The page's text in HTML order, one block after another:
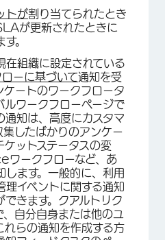
トが割り当てられたとき
が更新されたときに
。
在組織に設定されている
ローに基づいて通知を受
ケートのワークフロータ
ルワークフローページで
通知は、高度にカスタマ
集したばかりのアンケー
ケットステータスの変
ークフローなど、あ
します。一般的に、利用
理イベントに関する通知
できます。クアルトリク
、自分自身または他のユ
れらの通知を作成する方